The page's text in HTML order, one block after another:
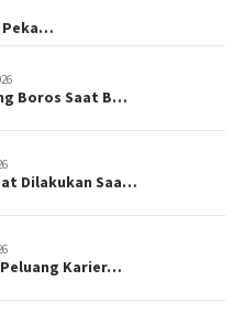
Peka…
Boros Saat B…
Dilakukan Saa…
Peluang Karier…